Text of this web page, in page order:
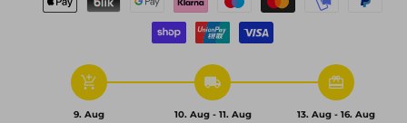
polar-
silber
add_shopping_cart
9. Aug
local_shipping
10. Aug - 11. Aug
redeem
13. Aug - 16. Aug